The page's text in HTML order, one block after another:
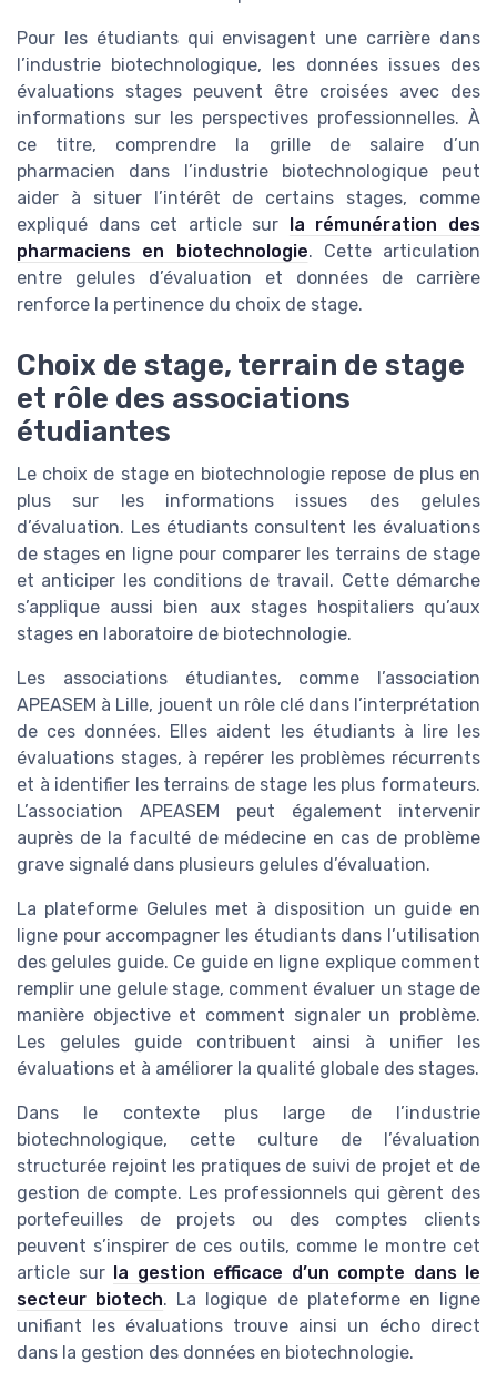
Pour les étudiants qui envisagent une carrière dans
l’industrie biotechnologique, les données issues des
évaluations stages peuvent être croisées avec des
informations sur les perspectives professionnelles. À
ce titre, comprendre la grille de salaire d’un
pharmacien dans l’industrie biotechnologique peut
aider à situer l’intérêt de certains stages, comme
expliqué dans cet article sur
la rémunération des
pharmaciens en biotechnologie. Cette articulation
entre gelules d’évaluation et données de carrière
renforce la pertinence du choix de stage.
Choix de stage, terrain de stage
et rôle des associations
étudiantes
Le choix de stage en biotechnologie repose de plus en
plus sur les informations issues des gelules
d’évaluation. Les étudiants consultent les évaluations
de stages en ligne pour comparer les terrains de stage
et anticiper les conditions de travail. Cette démarche
s’applique aussi bien aux stages hospitaliers qu’aux
stages en laboratoire de biotechnologie.
Les associations étudiantes, comme l’association
APEASEM à Lille, jouent un rôle clé dans l’interprétation
de ces données. Elles aident les étudiants à lire les
évaluations stages, à repérer les problèmes récurrents
et à identifier les terrains de stage les plus formateurs.
L’association APEASEM peut également intervenir
auprès de la faculté de médecine en cas de problème
grave signalé dans plusieurs gelules d’évaluation.
La plateforme Gelules met à disposition un guide en
ligne pour accompagner les étudiants dans l’utilisation
des gelules guide. Ce guide en ligne explique comment
remplir une gelule stage, comment évaluer un stage de
manière objective et comment signaler un problème.
Les gelules guide contribuent ainsi à unifier les
évaluations et à améliorer la qualité globale des stages.
Dans le contexte plus large de l’industrie
biotechnologique, cette culture de l’évaluation
structurée rejoint les pratiques de suivi de projet et de
gestion de compte. Les professionnels qui gèrent des
portefeuilles de projets ou des comptes clients
peuvent s’inspirer de ces outils, comme le montre cet
article sur la gestion efficace d’un compte dans le
secteur biotech. La logique de plateforme en ligne
unifiant les évaluations trouve ainsi un écho direct
dans la gestion des données en biotechnologie.